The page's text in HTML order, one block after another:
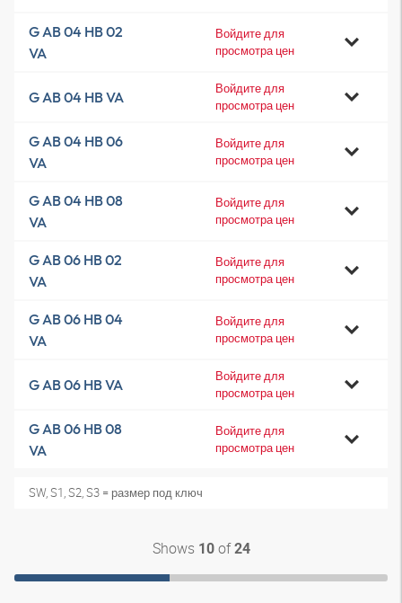
G AB 04 HB 02
VA
Войдите для
просмотра цен
G AB 04 HB VA
Войдите для
просмотра цен
G AB 04 HB 06
VA
Войдите для
просмотра цен
G AB 04 HB 08
VA
Войдите для
просмотра цен
G AB 06 HB 02
VA
Войдите для
просмотра цен
G AB 06 HB 04
VA
Войдите для
просмотра цен
G AB 06 HB VA
Войдите для
просмотра цен
G AB 06 HB 08
VA
Войдите для
просмотра цен
SW, S1, S2, S3 = размер под ключ
Shows 10of24